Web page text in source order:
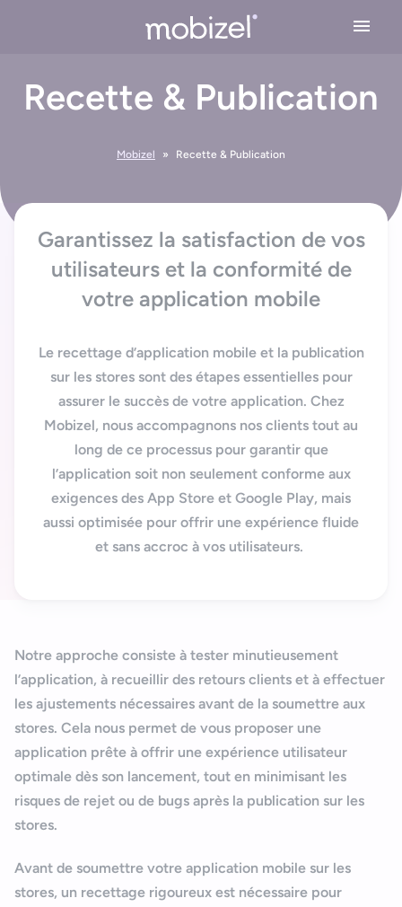
Expertises
Développement Mobile
Recette & Publication
Application Mobile Métier
Application Web Mobile
Application Mobile avec Cartographie
Accessibilité applications mobile
L’agence
Le spécialiste de l’application sur mesure
Technologies Application Mobile
Application mobile e-commerce
Blog
Outils et ressources
Cahier des charges d’app mobile
Nous contacter
Recette & Publication
Mobizel » Recette & Publication
Garantissez la satisfaction de vos
utilisateurs et la conformité de
votre application mobile
Le recettage d’application mobileet la publication
sur les storessont des étapes essentielles pour
assurer le succès de votre application. Chez
Mobizel, nous accompagnons nos clients tout au
long de ce processus pour garantir que
l’application soit non seulement conforme aux
exigences des App Store et Google Play, mais
aussi optimisée pour offrir une expérience fluide
et sans accroc à vos utilisateurs.
Notre approche consiste à tester minutieusement
l’application, à recueillir des retours clients et à effectuer
les ajustements nécessaires avant de la soumettre aux
stores. Cela nous permet de vous proposer une
application prête à offrir une expérience utilisateur
optimale dès son lancement, tout en minimisant les
risques de rejet ou de bugs après la publication sur les
stores.
Avant de soumettre votre application mobile sur les
stores, un recettage rigoureux est nécessaire pour